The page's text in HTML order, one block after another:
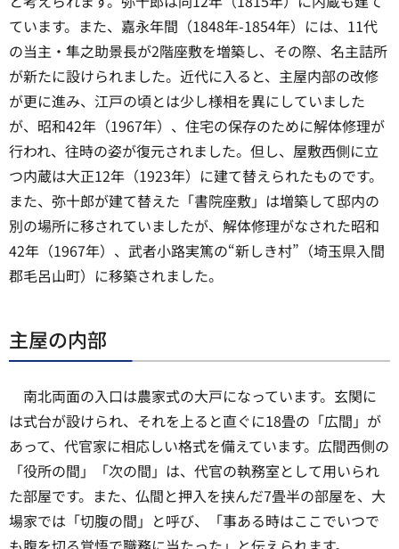
ています。また、嘉永年間（1848年-1854年）には、11代
の当主・隼之助景長が2階座敷を増築し、その際、名主詰所
が新たに設けられました。近代に入ると、主屋内部の改修
が更に進み、江戸の頃とは少し様相を異にしていました
が、昭和42年（1967年）、住宅の保存のために解体修理が
行われ、往時の姿が復元されました。但し、屋敷西側に立
つ内蔵は大正12年（1923年）に建て替えられたものです。
また、弥十郎が建て替えた「書院座敷」は増築して邸内の
別の場所に移されていましたが、解体修理がなされた昭和
42年（1967年）、武者小路実篤の“新しき村”（埼玉県入間
郡毛呂山町）に移築されました。
主屋の内部
南北両面の入口は農家式の大戸になっています。玄関に
は式台が設けられ、それを上ると直ぐに18畳の「広間」が
あって、代官家に相応しい格式を備えています。広間西側の
「役所の間」「次の間」は、代官の執務室として用いられ
た部屋です。また、仏間と押入を挟んだ7畳半の部屋を、大
場家では「切腹の間」と呼び、「事ある時はここでいつで